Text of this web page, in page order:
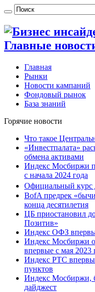
Главные
Главная
Рынки
Новости кампаний
Фондовый рынок
База знаний
Горячие новости
Что такое
«Инвестпалата»
обмена активами
Индекс Мосбиржи
с начала 2024 года
Официальный курс
BofA предрек
конца десятилетия
ЦБ приостановил
Позитив»
Индекс ОФЗ
Индекс Мосбиржи
впервые с мая 2023
Индекс РТС
пунктов
Индекс Мосбиржи,
дайджест